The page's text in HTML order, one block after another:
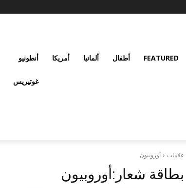
FEATURED أطفال ألمانيا أمريكا أنطونيو
غوتيريس
علامات أوروبيون
بطاقة شعار:أوروبيون